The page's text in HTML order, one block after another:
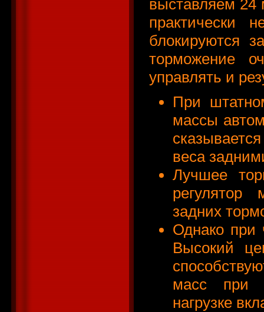
выставляем 24
практически
блокируются
торможение
управлять и
При
массы
веса
Лучшее
регулятор
задних
Однако при
Высокий
масс при
нагрузке